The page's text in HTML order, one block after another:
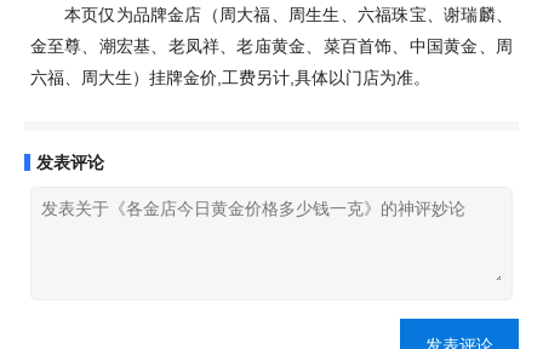
本页仅为品牌金店（周大福、周生生、六福珠宝、谢瑞麟、
金至尊、潮宏基、老凤祥、老庙黄金、菜百首饰、中国黄金、周
六福、周大生）挂牌金价,工费另计,具体以门店为准。
发表评论